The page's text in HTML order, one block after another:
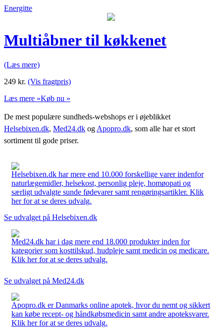
Energitte
Multiåbner til køkkenet
(Læs mere)
249 kr. (Vis fragtpris)
Læs mere »Køb nu »
De mest populære sundheds-webshops er i øjeblikket
Helsebixen.dk, Med24.dk og Apopro.dk, som alle har et stort
sortiment til gode priser.
Helsebixen.dk har mere end 10.000 forskellige varer indenfor
naturlægemidler, helsekost, personlig pleje, homøopati og
særligt udvalgte sunde fødevarer samt rengøringsartikler. Klik
her for at se deres udvalg.
Se udvalget på Helsebixen.dk
Med24.dk har i dag mere end 18.000 produkter inden for
kategorier som kosttilskud, hudpleje samt medicin og medicare.
Klik her for at se deres udvalg.
Se udvalget på Med24.dk
Apopro.dk er Danmarks online apotek, hvor du nemt og sikkert
kan købe recept- og håndkøbsmedicin samt andre apoteksvarer.
Klik her for at se deres udvalg.